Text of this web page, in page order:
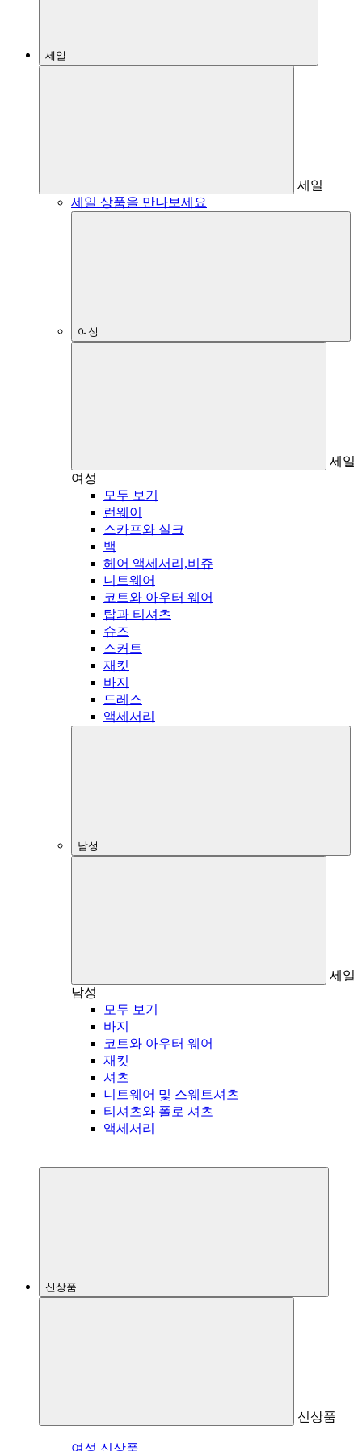
세일
세일
세일 상품을 만나보세요
여성
세일
여성
모두 보기
런웨이
스카프와 실크
백
헤어 액세서리,비쥬
니트웨어
코트와 아우터 웨어
탑과 티셔츠
슈즈
스커트
재킷
바지
드레스
액세서리
남성
세일
남성
모두 보기
바지
코트와 아우터 웨어
재킷
셔츠
니트웨어 및 스웨트셔츠
티셔츠와 폴로 셔츠
액세서리
신상품
신상품